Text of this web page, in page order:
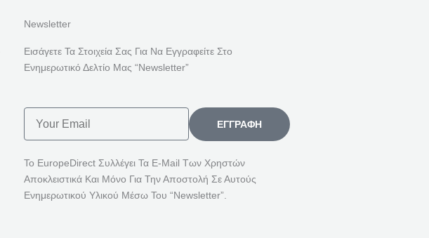
Η
Ι
Α
Newsletter
Εισάγετε Τα Στοιχεία Σας Για Να Εγγραφείτε Στο
Ενημερωτικό Δελτίο Μας “Newsletter”
ΕΓΓΡΑΦΉ
Το EuropeDirect Συλλέγει Τα E-Mail Των Χρηστών
Αποκλειστικά Και Μόνο Για Την Αποστολή Σε Αυτούς
Ενημερωτικού Υλικού Μέσω Του “Newsletter”.